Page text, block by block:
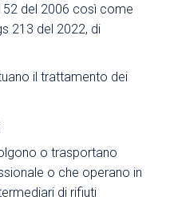
del 2006 così come
213 del 2022, di
il trattamento dei
o trasportano
o che operano in
di rifiuti